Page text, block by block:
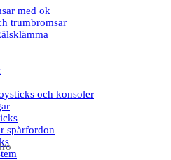
med ok
trumbromsar
och konsoler
spårfordon